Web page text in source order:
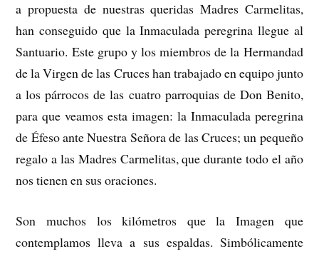
a propuesta de nuestras queridas Madres Carmelitas,
han conseguido que la Inmaculada peregrina llegue al
Santuario. Este grupo y los miembros de la Hermandad
de la Virgen de las Cruces han trabajado en equipo junto
a los párrocos de las cuatro parroquias de Don Benito,
para que veamos esta imagen: la Inmaculada peregrina
de Éfeso ante Nuestra Señora de las Cruces; un pequeño
regalo a las Madres Carmelitas, que durante todo el año
nos tienen en sus oraciones.
Son muchos los kilómetros que la Imagen que
contemplamos lleva a sus espaldas. Simbólicamente